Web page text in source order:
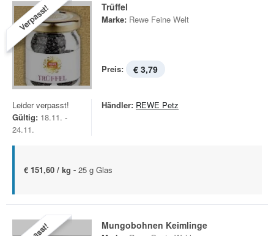
Verpasst! Trüffel
Marke: Rewe Feine Welt
Preis: € 3,79
Leider verpasst!
Gültig: 18.11. -
24.11.
Händler: REWE Petz
€ 151,60 / kg - 25 g Glas
Mungobohnen Keimlinge